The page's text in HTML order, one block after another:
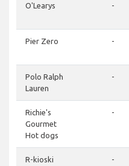
O'Learys -
Pier Zero -
Polo Ralph
Lauren
-
Richie's
Gourmet
Hot dogs
-
R-kioski -